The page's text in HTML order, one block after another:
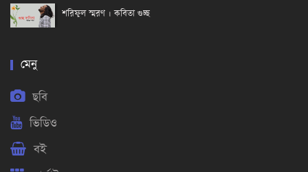
শরিফুল স্মরণ । কবিতা গুচ্ছ
মেনু
ছবি
ভিডিও
বই